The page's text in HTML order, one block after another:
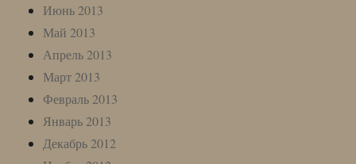
Июнь 2013
Май 2013
Апрель 2013
Март 2013
Февраль 2013
Январь 2013
Декабрь 2012